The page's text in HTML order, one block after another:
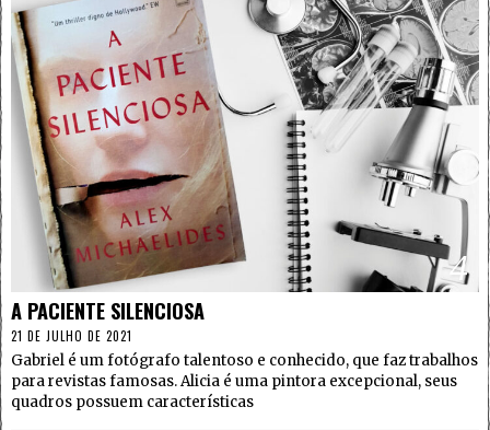
4
A PACIENTE SILENCIOSA
21 DE JULHO DE 2021
Gabriel é um fotógrafo talentoso e conhecido, que faz trabalhos
para revistas famosas. Alicia é uma pintora excepcional, seus
quadros possuem características